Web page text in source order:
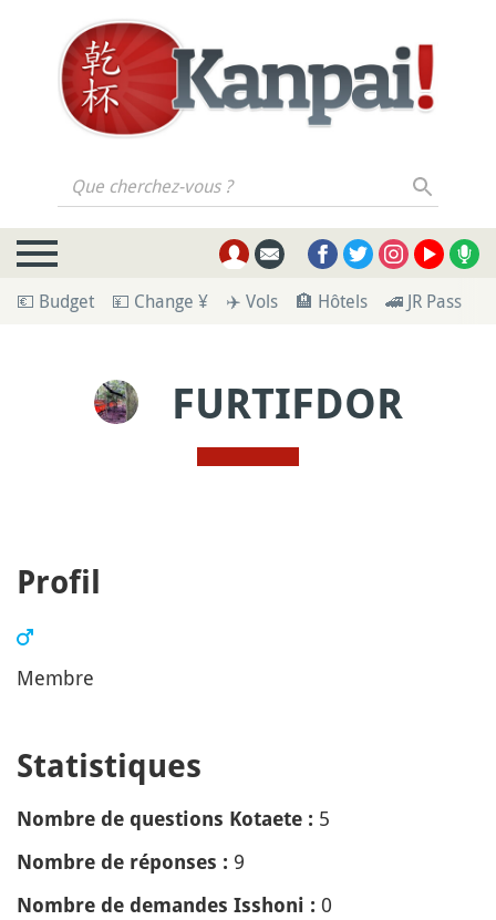
Que cherchez-vous ?
💶 Budget 💴 Change ¥ ✈️ Vols 🏨 Hôtels 🚄 JR Pass
FURTIFDOR
Profil
Membre
Statistiques
Nombre de questions Kotaete : 5
Nombre de réponses : 9
Nombre de demandes Isshoni : 0